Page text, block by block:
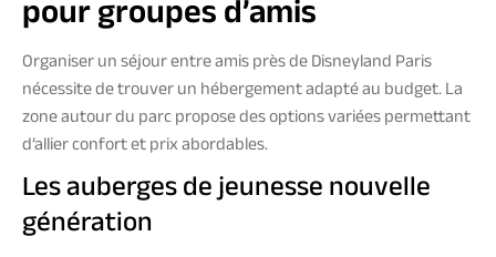
pour groupes d’amis
Organiser un séjour entre amis près de Disneyland Paris
nécessite de trouver un hébergement adapté au budget. La
zone autour du parc propose des options variées permettant
d’allier confort et prix abordables.
Les auberges de jeunesse nouvelle
génération